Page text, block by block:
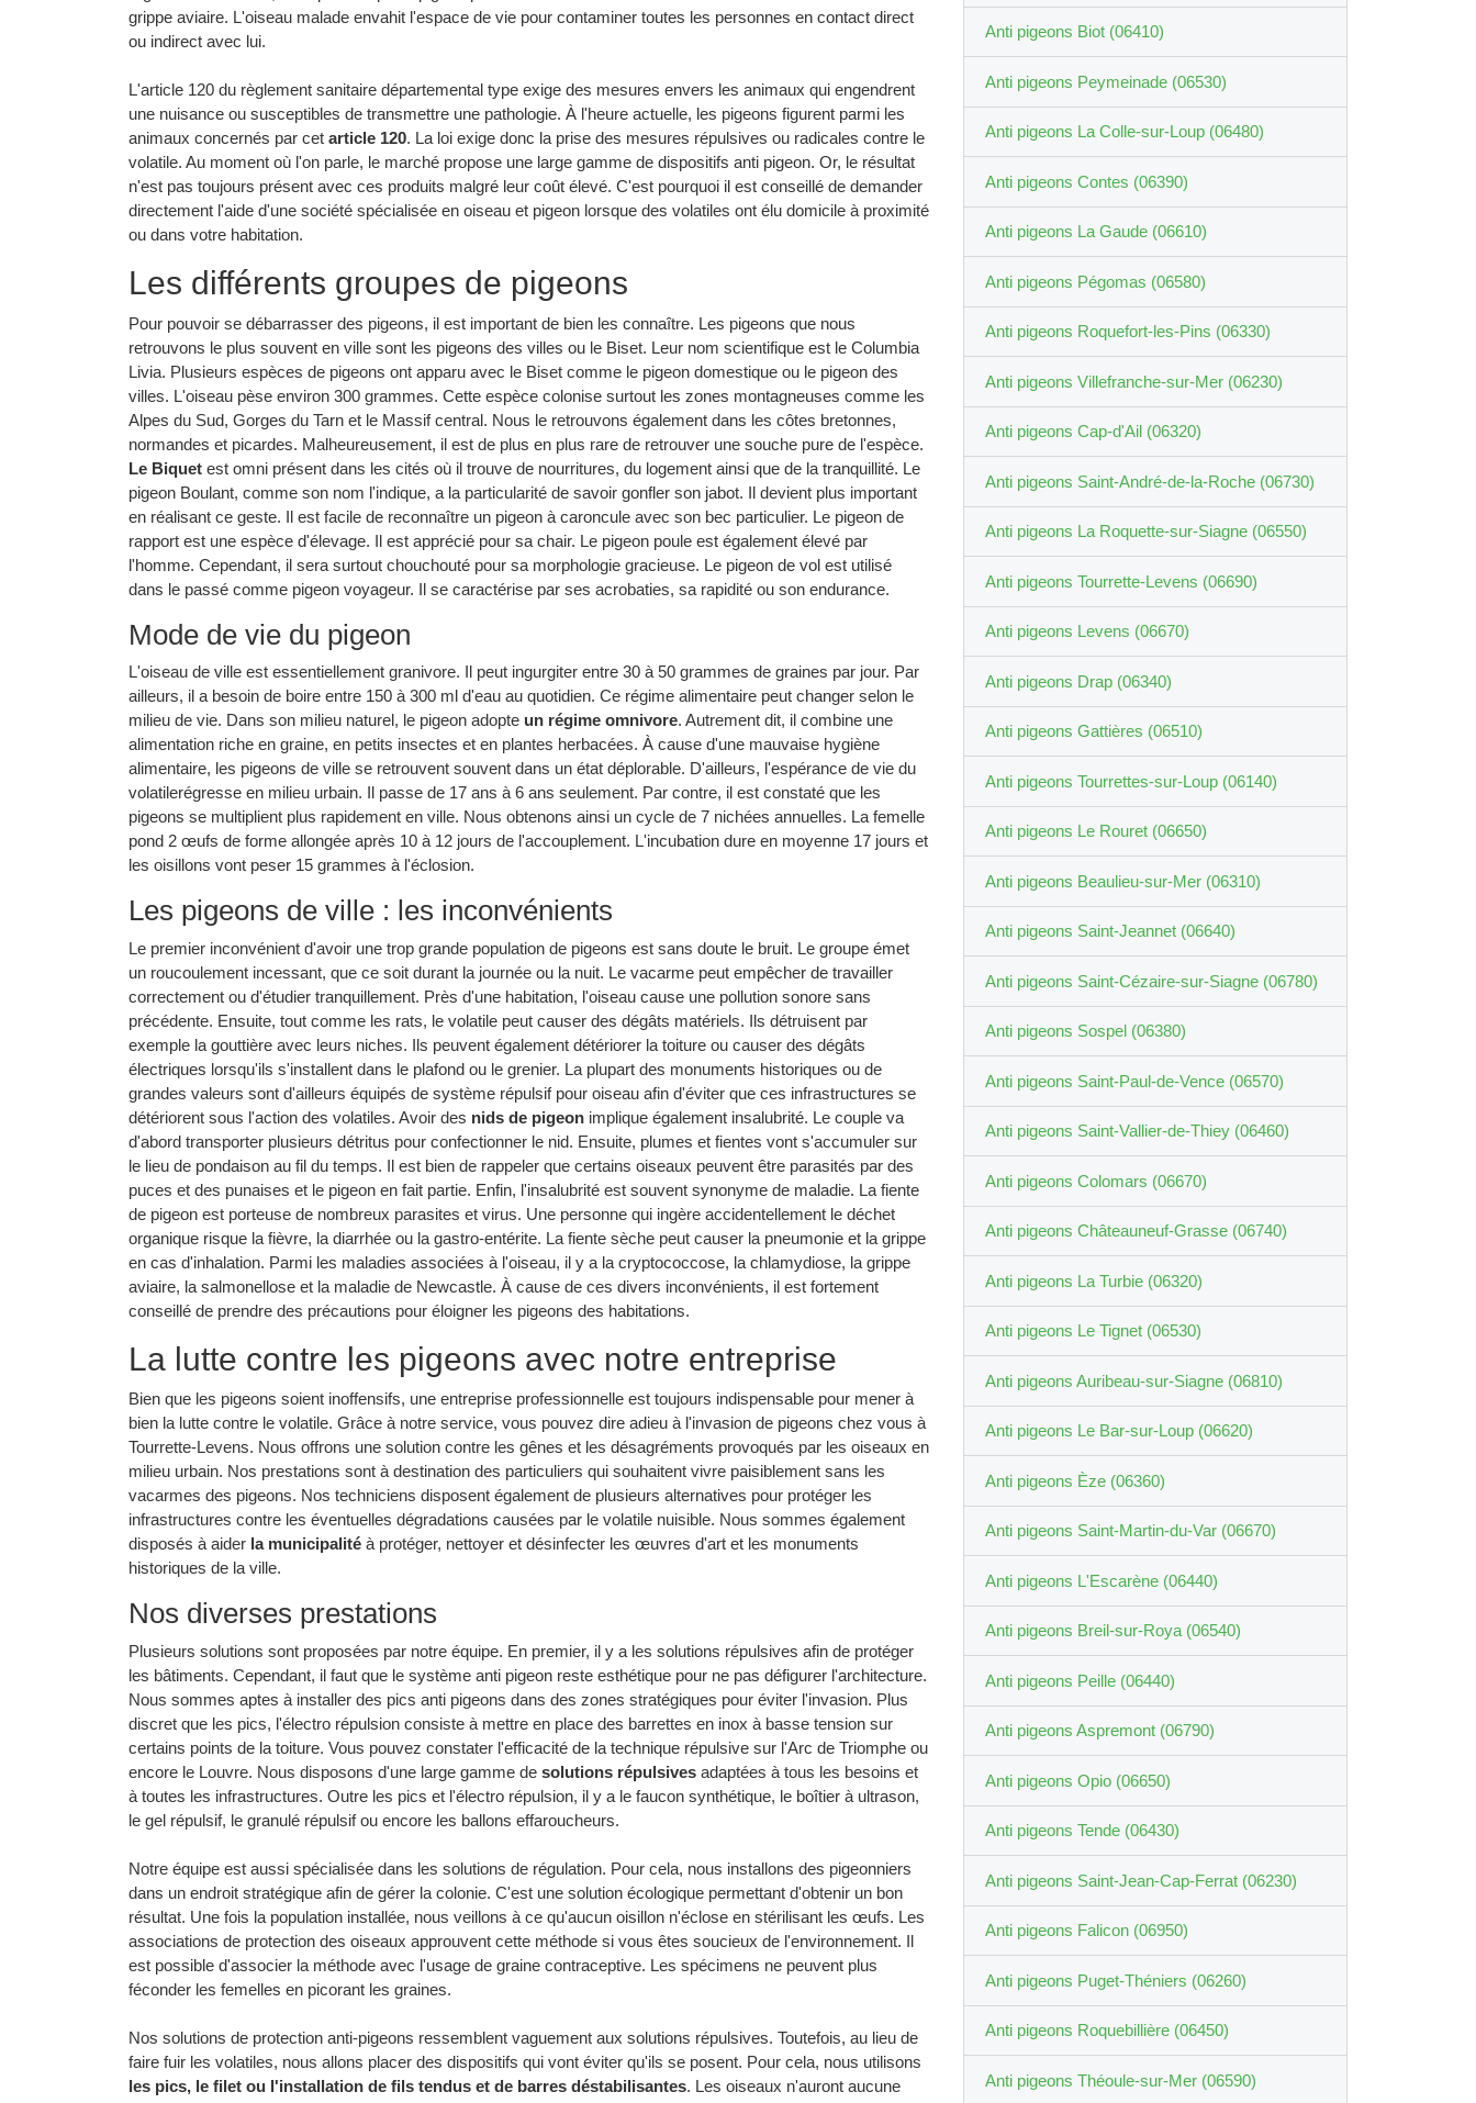
grippe aviaire. L'oiseau malade envahit l'espace de vie pour contaminer toutes les personnes en contact direct
ou indirect avec lui.
L'article 120 du règlement sanitaire départemental type exige des mesures envers les animaux qui engendrent
une nuisance ou susceptibles de transmettre une pathologie. À l'heure actuelle, les pigeons figurent parmi les
animaux concernés par cet article 120. La loi exige donc la prise des mesures répulsives ou radicales contre le
volatile. Au moment où l'on parle, le marché propose une large gamme de dispositifs anti pigeon. Or, le résultat
n'est pas toujours présent avec ces produits malgré leur coût élevé. C'est pourquoi il est conseillé de demander
directement l'aide d'une société spécialisée en oiseau et pigeon lorsque des volatiles ont élu domicile à proximité
ou dans votre habitation.
Les différents groupes de pigeons
Pour pouvoir se débarrasser des pigeons, il est important de bien les connaître. Les pigeons que nous
retrouvons le plus souvent en ville sont les pigeons des villes ou le Biset. Leur nom scientifique est le Columbia
Livia. Plusieurs espèces de pigeons ont apparu avec le Biset comme le pigeon domestique ou le pigeon des
villes. L'oiseau pèse environ 300 grammes. Cette espèce colonise surtout les zones montagneuses comme les
Alpes du Sud, Gorges du Tarn et le Massif central. Nous le retrouvons également dans les côtes bretonnes,
normandes et picardes. Malheureusement, il est de plus en plus rare de retrouver une souche pure de l'espèce.
Le Biquet est omni présent dans les cités où il trouve de nourritures, du logement ainsi que de la tranquillité. Le
pigeon Boulant, comme son nom l'indique, a la particularité de savoir gonfler son jabot. Il devient plus important
en réalisant ce geste. Il est facile de reconnaître un pigeon à caroncule avec son bec particulier. Le pigeon de
rapport est une espèce d'élevage. Il est apprécié pour sa chair. Le pigeon poule est également élevé par
l'homme. Cependant, il sera surtout chouchouté pour sa morphologie gracieuse. Le pigeon de vol est utilisé
dans le passé comme pigeon voyageur. Il se caractérise par ses acrobaties, sa rapidité ou son endurance.
Mode de vie du pigeon
L'oiseau de ville est essentiellement granivore. Il peut ingurgiter entre 30 à 50 grammes de graines par jour. Par
ailleurs, il a besoin de boire entre 150 à 300 ml d'eau au quotidien. Ce régime alimentaire peut changer selon le
milieu de vie. Dans son milieu naturel, le pigeon adopte un régime omnivore. Autrement dit, il combine une
alimentation riche en graine, en petits insectes et en plantes herbacées. À cause d'une mauvaise hygiène
alimentaire, les pigeons de ville se retrouvent souvent dans un état déplorable. D'ailleurs, l'espérance de vie du
volatilerégresse en milieu urbain. Il passe de 17 ans à 6 ans seulement. Par contre, il est constaté que les
pigeons se multiplient plus rapidement en ville. Nous obtenons ainsi un cycle de 7 nichées annuelles. La femelle
pond 2 œufs de forme allongée après 10 à 12 jours de l'accouplement. L'incubation dure en moyenne 17 jours et
les oisillons vont peser 15 grammes à l'éclosion.
Les pigeons de ville : les inconvénients
Le premier inconvénient d'avoir une trop grande population de pigeons est sans doute le bruit. Le groupe émet
un roucoulement incessant, que ce soit durant la journée ou la nuit. Le vacarme peut empêcher de travailler
correctement ou d'étudier tranquillement. Près d'une habitation, l'oiseau cause une pollution sonore sans
précédente. Ensuite, tout comme les rats, le volatile peut causer des dégâts matériels. Ils détruisent par
exemple la gouttière avec leurs niches. Ils peuvent également détériorer la toiture ou causer des dégâts
électriques lorsqu'ils s'installent dans le plafond ou le grenier. La plupart des monuments historiques ou de
grandes valeurs sont d'ailleurs équipés de système répulsif pour oiseau afin d'éviter que ces infrastructures se
détériorent sous l'action des volatiles. Avoir des nids de pigeon implique également insalubrité. Le couple va
d'abord transporter plusieurs détritus pour confectionner le nid. Ensuite, plumes et fientes vont s'accumuler sur
le lieu de pondaison au fil du temps. Il est bien de rappeler que certains oiseaux peuvent être parasités par des
puces et des punaises et le pigeon en fait partie. Enfin, l'insalubrité est souvent synonyme de maladie. La fiente
de pigeon est porteuse de nombreux parasites et virus. Une personne qui ingère accidentellement le déchet
organique risque la fièvre, la diarrhée ou la gastro-entérite. La fiente sèche peut causer la pneumonie et la grippe
en cas d'inhalation. Parmi les maladies associées à l'oiseau, il y a la cryptococcose, la chlamydiose, la grippe
aviaire, la salmonellose et la maladie de Newcastle. À cause de ces divers inconvénients, il est fortement
conseillé de prendre des précautions pour éloigner les pigeons des habitations.
La lutte contre les pigeons avec notre entreprise
Bien que les pigeons soient inoffensifs, une entreprise professionnelle est toujours indispensable pour mener à
bien la lutte contre le volatile. Grâce à notre service, vous pouvez dire adieu à l'invasion de pigeons chez vous à
Tourrette-Levens. Nous offrons une solution contre les gênes et les désagréments provoqués par les oiseaux en
milieu urbain. Nos prestations sont à destination des particuliers qui souhaitent vivre paisiblement sans les
vacarmes des pigeons. Nos techniciens disposent également de plusieurs alternatives pour protéger les
infrastructures contre les éventuelles dégradations causées par le volatile nuisible. Nous sommes également
disposés à aider la municipalité à protéger, nettoyer et désinfecter les œuvres d'art et les monuments
historiques de la ville.
Nos diverses prestations
Plusieurs solutions sont proposées par notre équipe. En premier, il y a les solutions répulsives afin de protéger
les bâtiments. Cependant, il faut que le système anti pigeon reste esthétique pour ne pas défigurer l'architecture.
Nous sommes aptes à installer des pics anti pigeons dans des zones stratégiques pour éviter l'invasion. Plus
discret que les pics, l'électro répulsion consiste à mettre en place des barrettes en inox à basse tension sur
certains points de la toiture. Vous pouvez constater l'efficacité de la technique répulsive sur l'Arc de Triomphe ou
encore le Louvre. Nous disposons d'une large gamme de solutions répulsives adaptées à tous les besoins et
à toutes les infrastructures. Outre les pics et l'électro répulsion, il y a le faucon synthétique, le boîtier à ultrason,
le gel répulsif, le granulé répulsif ou encore les ballons effaroucheurs.
Notre équipe est aussi spécialisée dans les solutions de régulation. Pour cela, nous installons des pigeonniers
dans un endroit stratégique afin de gérer la colonie. C'est une solution écologique permettant d'obtenir un bon
résultat. Une fois la population installée, nous veillons à ce qu'aucun oisillon n'éclose en stérilisant les œufs. Les
associations de protection des oiseaux approuvent cette méthode si vous êtes soucieux de l'environnement. Il
est possible d'associer la méthode avec l'usage de graine contraceptive. Les spécimens ne peuvent plus
féconder les femelles en picorant les graines.
Nos solutions de protection anti-pigeons ressemblent vaguement aux solutions répulsives. Toutefois, au lieu de
faire fuir les volatiles, nous allons placer des dispositifs qui vont éviter qu'ils se posent. Pour cela, nous utilisons
les pics, le filet ou l'installation de fils tendus et de barres déstabilisantes. Les oiseaux n'auront aucune
Anti pigeons Biot (06410)
Anti pigeons Peymeinade (06530)
Anti pigeons La Colle-sur-Loup (06480)
Anti pigeons Contes (06390)
Anti pigeons La Gaude (06610)
Anti pigeons Pégomas (06580)
Anti pigeons Roquefort-les-Pins (06330)
Anti pigeons Villefranche-sur-Mer (06230)
Anti pigeons Cap-d'Ail (06320)
Anti pigeons Saint-André-de-la-Roche (06730)
Anti pigeons La Roquette-sur-Siagne (06550)
Anti pigeons Tourrette-Levens (06690)
Anti pigeons Levens (06670)
Anti pigeons Drap (06340)
Anti pigeons Gattières (06510)
Anti pigeons Tourrettes-sur-Loup (06140)
Anti pigeons Le Rouret (06650)
Anti pigeons Beaulieu-sur-Mer (06310)
Anti pigeons Saint-Jeannet (06640)
Anti pigeons Saint-Cézaire-sur-Siagne (06780)
Anti pigeons Sospel (06380)
Anti pigeons Saint-Paul-de-Vence (06570)
Anti pigeons Saint-Vallier-de-Thiey (06460)
Anti pigeons Colomars (06670)
Anti pigeons Châteauneuf-Grasse (06740)
Anti pigeons La Turbie (06320)
Anti pigeons Le Tignet (06530)
Anti pigeons Auribeau-sur-Siagne (06810)
Anti pigeons Le Bar-sur-Loup (06620)
Anti pigeons Èze (06360)
Anti pigeons Saint-Martin-du-Var (06670)
Anti pigeons L'Escarène (06440)
Anti pigeons Breil-sur-Roya (06540)
Anti pigeons Peille (06440)
Anti pigeons Aspremont (06790)
Anti pigeons Opio (06650)
Anti pigeons Tende (06430)
Anti pigeons Saint-Jean-Cap-Ferrat (06230)
Anti pigeons Falicon (06950)
Anti pigeons Puget-Théniers (06260)
Anti pigeons Roquebillière (06450)
Anti pigeons Théoule-sur-Mer (06590)